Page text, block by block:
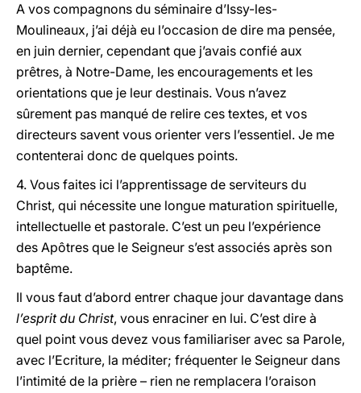
A vos compagnons du séminaire d’Issy-les-
Moulineaux, j’ai déjà eu l’occasion de dire ma pensée,
en juin dernier, cependant que j’avais confié aux
prêtres, à Notre-Dame, les encouragements et les
orientations que je leur destinais. Vous n’avez
sûrement pas manqué de relire ces textes, et vos
directeurs savent vous orienter vers l’essentiel. Je me
contenterai donc de quelques points.
4. Vous faites ici l’apprentissage de serviteurs du
Christ, qui nécessite une longue maturation spirituelle,
intellectuelle et pastorale. C’est un peu l’expérience
des Apôtres que le Seigneur s’est associés après son
baptême.
Il vous faut d’abord entrer chaque jour davantage dans
l’esprit du Christ, vous enraciner en lui. C’est dire à
quel point vous devez vous familiariser avec sa Parole,
avec l’Ecriture, la méditer; fréquenter le Seigneur dans
l’intimité de la prière – rien ne remplacera l’oraison